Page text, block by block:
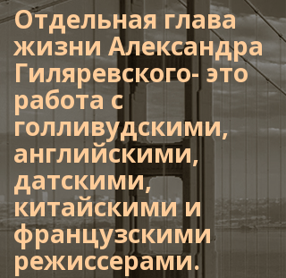
Отдельная глава
жизни Александра
Гиляревского- это
работа с
голливудскими,
английскими,
датскими,
китайскими и
французскими
режиссерами.